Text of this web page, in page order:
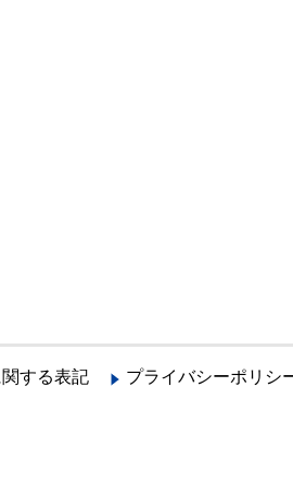
する表記 プライバシーポリシ